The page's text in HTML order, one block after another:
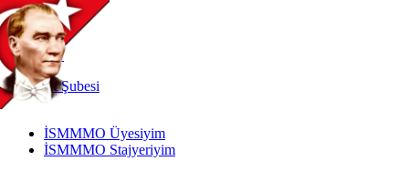
TR
|
EN
İnternetŞubesi
İSMMMO Üyesiyim
İSMMMO Stajyeriyim